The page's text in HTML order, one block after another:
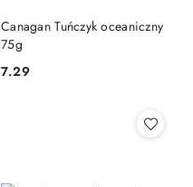
Canagan Tuńczyk oceaniczny
75g
Cena:
7.29